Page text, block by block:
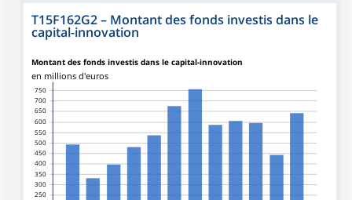
T15F162G2– Montant des fonds investis dans le
capital-innovation
Montant des fonds investis dans le capital-innovation
250
300
350
400
450
500
550
600
650
700
750
en millions d'euros